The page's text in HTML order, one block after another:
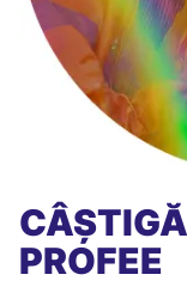
PROFEE